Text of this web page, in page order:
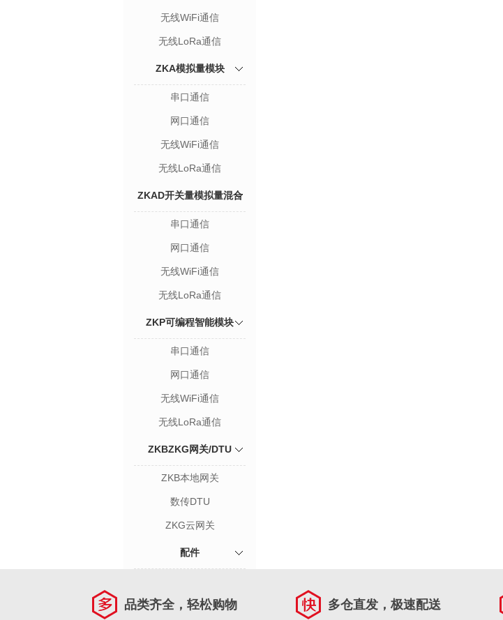
无线WiFi通信
无线LoRa通信
ZKA模拟量模块
串口通信
网口通信
无线WiFi通信
无线LoRa通信
ZKAD开关量模拟量混合
模块
串口通信
网口通信
无线WiFi通信
无线LoRa通信
ZKP可编程智能模块
串口通信
网口通信
无线WiFi通信
无线LoRa通信
ZKBZKG网关/DTU
ZKB本地网关
数传DTU
ZKG云网关
配件
品类齐全，轻松购物 多仓直发，极速配送